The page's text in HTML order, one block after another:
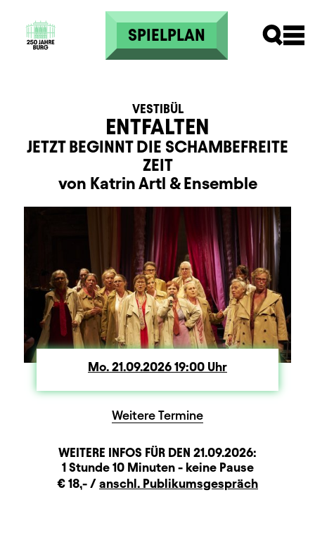
Direkt zum Inhalt
SPIELPLAN
ENTFALTEN
VESTIBÜL
JETZT BEGINNT DIE SCHAMBEFREITE
ZEIT
von Katrin Artl &Ensemble
Mo. Montag
21.09.2026 19:00Uhr
Weitere Termine
WEITERE INFOS FÜR DEN 21.09.2026:
BeschreibungInformation
Dauer und Pausen
1 Stunde 10 Minuten - keine Pause
Zusatzinformation
€ 18,- / anschl. Publikumsgespräch